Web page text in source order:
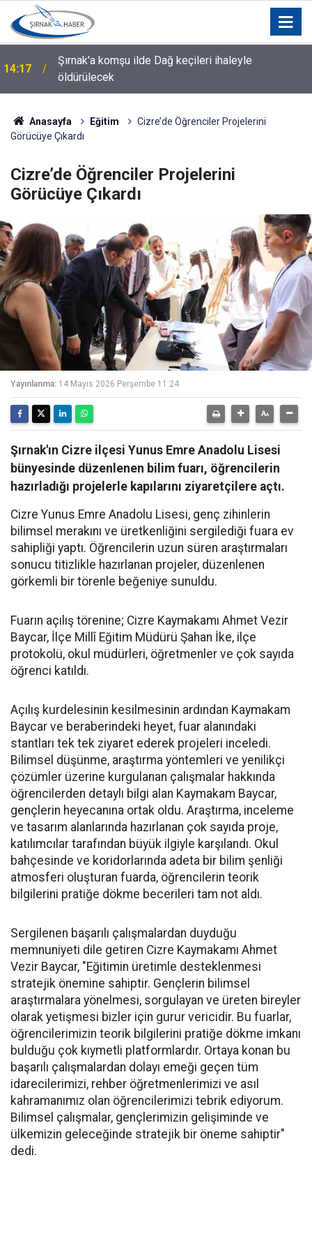
13:39
Beytüşşebap’ta karayolu çalışmaları ve yatırımlar
görüşüldü
Anasayfa Eğitim
Cizre’de Öğrenciler Projelerini
Görücüye Çıkardı
Cizre’de Öğrenciler Projelerini
Görücüye Çıkardı
Yayınlanma: 14 Mayıs 2026 Perşembe 11:24
Şırnak'ın Cizre ilçesi Yunus Emre Anadolu Lisesi
bünyesinde düzenlenen bilim fuarı, öğrencilerin
hazırladığı projelerle kapılarını ziyaretçilere açtı.
Cizre Yunus Emre Anadolu Lisesi, genç zihinlerin
bilimsel merakını ve üretkenliğini sergilediği fuara ev
sahipliği yaptı. Öğrencilerin uzun süren araştırmaları
sonucu titizlikle hazırlanan projeler, düzenlenen
görkemli bir törenle beğeniye sunuldu.
Fuarın açılış törenine; Cizre Kaymakamı Ahmet Vezir
Baycar, İlçe Millî Eğitim Müdürü Şahan İke, ilçe
protokolü, okul müdürleri, öğretmenler ve çok sayıda
öğrenci katıldı.
Açılış kurdelesinin kesilmesinin ardından Kaymakam
Baycar ve beraberindeki heyet, fuar alanındaki
stantları tek tek ziyaret ederek projeleri inceledi.
Bilimsel düşünme, araştırma yöntemleri ve yenilikçi
çözümler üzerine kurgulanan çalışmalar hakkında
öğrencilerden detaylı bilgi alan Kaymakam Baycar,
gençlerin heyecanına ortak oldu. Araştırma, inceleme
ve tasarım alanlarında hazırlanan çok sayıda proje,
katılımcılar tarafından büyük ilgiyle karşılandı. Okul
bahçesinde ve koridorlarında adeta bir bilim şenliği
atmosferi oluşturan fuarda, öğrencilerin teorik
bilgilerini pratiğe dökme becerileri tam not aldı.
Sergilenen başarılı çalışmalardan duyduğu
memnuniyeti dile getiren Cizre Kaymakamı Ahmet
Vezir Baycar, "Eğitimin üretimle desteklenmesi
stratejik önemine sahiptir. Gençlerin bilimsel
araştırmalara yönelmesi, sorgulayan ve üreten bireyler
olarak yetişmesi bizler için gurur vericidir. Bu fuarlar,
öğrencilerimizin teorik bilgilerini pratiğe dökme imkanı
bulduğu çok kıymetli platformlardır. Ortaya konan bu
başarılı çalışmalardan dolayı emeği geçen tüm
idarecilerimizi, rehber öğretmenlerimizi ve asıl
kahramanımız olan öğrencilerimizi tebrik ediyorum.
Bilimsel çalışmalar, gençlerimizin gelişiminde ve
ülkemizin geleceğinde stratejik bir öneme sahiptir"
dedi.